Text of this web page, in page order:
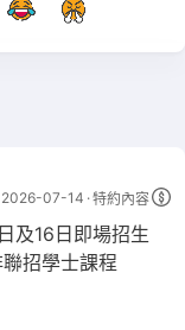
2026-07-14 特約內容
及16日即場招生
招學士課程